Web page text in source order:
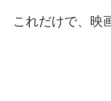
これだけで、映